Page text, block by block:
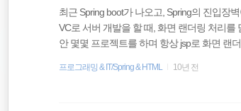
최근 Spring boot가 나오고, Spring의 진입장
VC로 서버 개발을 할 때, 화면 랜더링 처리
안 몇몇 프로젝트를 하며 항상 jsp로 화면 랜
이다.각각의 장, 단점이 있기에 같이 쓸 수 있
프로그래밍 & IT/Spring & HTML 10년 전